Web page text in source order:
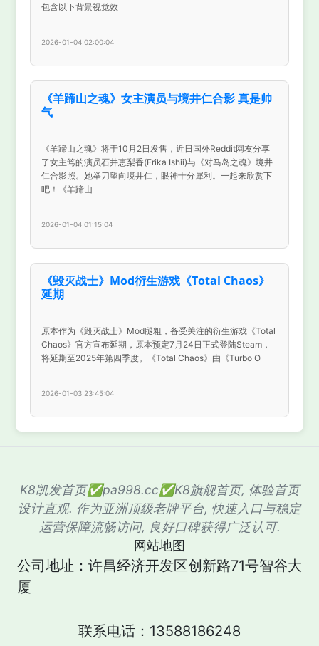
包含以下背景视觉效
2026-01-04 02:00:04
《羊蹄山之魂》女主演员与境井仁合影 真是帅
气
《羊蹄山之魂》将于10月2日发售，近日国外Reddit网友分享
了女主笃的演员石井恵梨香(Erika Ishii)与《对马岛之魂》境井
仁合影照。她举刀望向境井仁，眼神十分犀利。一起来欣赏下
吧！《羊蹄山
2026-01-04 01:15:04
《毁灭战士》Mod衍生游戏《Total Chaos》
延期
原本作为《毁灭战士》Mod腿粗，备受关注的衍生游戏《Total
Chaos》官方宣布延期，原本预定7月24日正式登陆Steam，
将延期至2025年第四季度。《Total Chaos》由《Turbo O
2026-01-03 23:45:04
K8凯发首页✅pa998.cc✅K8旗舰首页, 体验首页
设计直观. 作为亚洲顶级老牌平台, 快速入口与稳定
运营保障流畅访问, 良好口碑获得广泛认可.
网站地图
公司地址：许昌经济开发区创新路71号智谷大
厦
联系电话：13588186248